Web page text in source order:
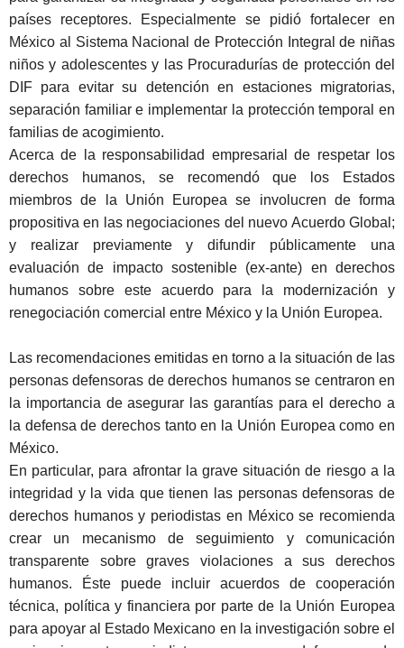
países receptores. Especialmente se pidió fortalecer en
México al Sistema Nacional de Protección Integral de niñas
niños y adolescentes y las Procuradurías de protección del
DIF para evitar su detención en estaciones migratorias,
separación familiar e implementar la protección temporal en
familias de acogimiento.
Acerca de la responsabilidad empresarial de respetar los
derechos humanos, se recomendó que los Estados
miembros de la Unión Europea se involucren de forma
propositiva en las negociaciones del nuevo Acuerdo Global;
y realizar previamente y difundir públicamente una
evaluación de impacto sostenible (ex-ante) en derechos
humanos sobre este acuerdo para la modernización y
renegociación comercial entre México y la Unión Europea.
Las recomendaciones emitidas en torno a la situación de las
personas defensoras de derechos humanos se centraron en
la importancia de asegurar las garantías para el derecho a
la defensa de derechos tanto en la Unión Europea como en
México.
En particular, para afrontar la grave situación de riesgo a la
integridad y la vida que tienen las personas defensoras de
derechos humanos y periodistas en México se recomienda
crear un mecanismo de seguimiento y comunicación
transparente sobre graves violaciones a sus derechos
humanos. Éste puede incluir acuerdos de cooperación
técnica, pol ítica y financiera por parte de la Unión Europea
para apoyar al Estado Mexicano en la investigación sobre el